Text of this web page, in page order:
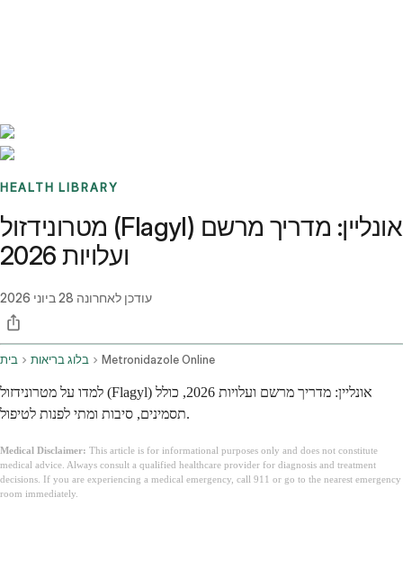
HEALTH LIBRARY
מטרונידזול (Flagyl) אונליין: מדריך מרשם
ועלויות 2026
עודכן לאחרונה 28 ביוני 2026
בית בלוג בריאות Metronidazole Online
למדו על מטרונידזול (Flagyl) אונליין: מדריך מרשם ועלויות 2026, כולל
תסמינים, סיבות ומתי לפנות לטיפול.
Medical Disclaimer: This article is for informational purposes only and does not constitute
medical advice. Always consult a qualified healthcare provider for diagnosis and treatment
decisions. If you are experiencing a medical emergency, call 911 or go to the nearest emergency
room immediately.